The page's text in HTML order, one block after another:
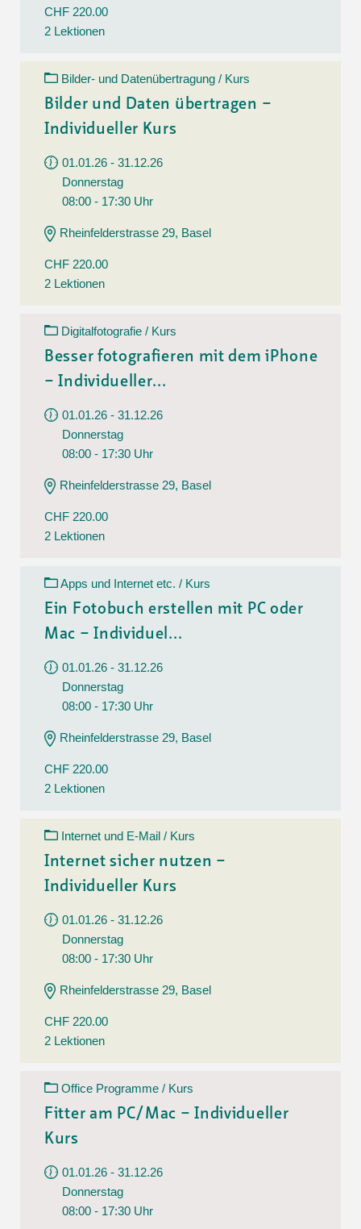
CHF 220.00
2 Lektionen
Bilder- und Datenübertragung / Kurs
Bilder und Daten übertragen –
Individueller Kurs
01.01.26 - 31.12.26
Donnerstag
08:00 - 17:30 Uhr
Rheinfelderstrasse 29, Basel
CHF 220.00
2 Lektionen
Digitalfotografie / Kurs
Besser fotografieren mit dem iPhone
– Individueller...
01.01.26 - 31.12.26
Donnerstag
08:00 - 17:30 Uhr
Rheinfelderstrasse 29, Basel
CHF 220.00
2 Lektionen
Apps und Internet etc. / Kurs
Ein Fotobuch erstellen mit PC oder
Mac – Individuel...
01.01.26 - 31.12.26
Donnerstag
08:00 - 17:30 Uhr
Rheinfelderstrasse 29, Basel
CHF 220.00
2 Lektionen
Internet und E-Mail / Kurs
Internet sicher nutzen –
Individueller Kurs
01.01.26 - 31.12.26
Donnerstag
08:00 - 17:30 Uhr
Rheinfelderstrasse 29, Basel
CHF 220.00
2 Lektionen
Office Programme / Kurs
Fitter am PC/Mac – Individueller
Kurs
01.01.26 - 31.12.26
Donnerstag
08:00 - 17:30 Uhr